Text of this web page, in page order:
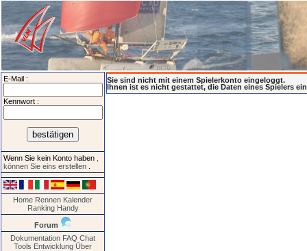
E-Mail :
Kennwort :
Wenn Sie kein Konto haben
können Sie eins erstellen
Home Rennen Kalender
Ranking Handy
Forum
Dokumentation FAQ Chat
Tools Entwicklung Über
Sie sind nicht mit einem Spielerkonto eingeloggt.
Ihnen ist es nicht gestattet, die Daten eines Spielers